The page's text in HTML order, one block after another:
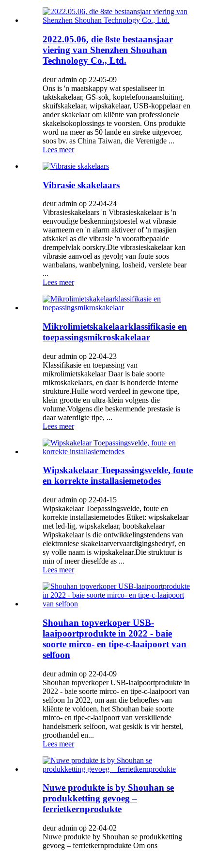
2022.05.06, die 8ste bestaansjaar
viering van Shenzhen Shouhan
Technology Co., Ltd.
deur admin op 22-05-09
Ons is 'n maatskappy wat spesialiseer in
taktskakelaar, GS-sok, koptelefoonaansluiting,
skuifskakelaar, wipskakelaar, USB-koppelaar en
ander skakelaar om kliënte van professionele
skakelsokoplossings te voorsien. Ons produkte
word na meer as 50 lande en streke uitgevoer,
soos bv. as China Taiwan, die Verenigde ...
Lees meer
Vibrasie skakelaars
deur admin op 22-04-24
Vibrasieskakelaars 'n Vibrasieskakelaar is 'n
eenvoudige beskermingstoestel wat vibrasie
waarneem en 'n alarm aktiveer of 'n masjien
afskakel as die vibrasie 'n voorafbepaalde
drempelvlak oorskry.Die vibrasieskakelaar kan
vibrasie aanvoel as gevolg van foute soos
wanbalans, wanbelyning, losheid, verslete bear
...
Lees meer
Mikrolimietskakelaarklassifikasie en
toepassingsmikroskakelaar
deur admin op 22-04-23
Klassifikasie en toepassing van
mikrolimietskakelaar Daar is baie soorte
mikroskakelaars, en daar is honderde interne
strukture.Hulle word verdeel in gewone tipe,
klein grootte en ultra-klein volgens die
volume.Volgens die beskermende prestasie is
daar waterdigte tipe, ...
Lees meer
Wipskakelaar Toepassingsvelde, foute
en korrekte installasiemetodes
deur admin op 22-04-15
Wipskakelaar Toepassingsvelde, foute en
korrekte installasiemetodes Etiket: wipskakelaar
met led-lig, wipskakelaar, bootskakelaar
Wipskakelaar is die ontwikkelingstendens van
elektroniese skakelaarvervaardigingsbedryf, en
sy volle naam is wipskakelaar.Die struktuur is
min of meer dieselfde as ...
Lees meer
Shouhan topverkoper USB-
laaipoortprodukte in 2022 - baie
soorte mirco- en tipe-c-laaipoort van
selfoon
deur admin op 22-04-09
Shouhan topverkoper USB-laaipoortprodukte in
2022 - baie soorte mirco- en tipe-c-laaipoort van
selfoon In 2022, om aan die behoeftes van
kliënte te voldoen, het Shouhan baie soorte
mirco- en tipe-c-laaipoort van verskillende
handelsmerk selfoon, wat geskik is vir herstel,
groothandel en...
Lees meer
Nuwe produkte is by Shouhan se
produkketting gevoeg –
ferrietkernprodukte
deur admin op 22-04-02
Nuwe produkte by Shouhan se produkketting
gevoeg – ferrietkernprodukte Om ons